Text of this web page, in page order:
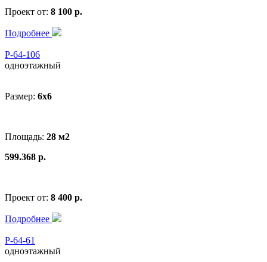
Проект от: 8 100 р.
Подробнее
Р-64-106
одноэтажный
Размер: 6x6
Площадь: 28 м2
599.368 р.
Проект от: 8 400 р.
Подробнее
Р-64-61
одноэтажный